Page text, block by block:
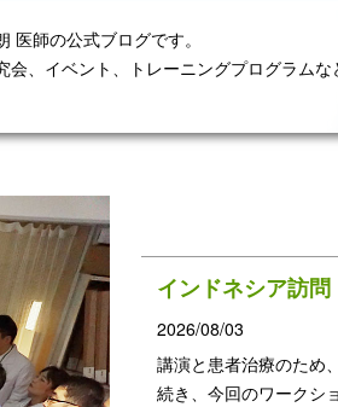
医師の公式ブログです。
会、イベント、トレーニングプログラム
インドネシア訪
2026/08/03
講演と患者治療のため
続き、今回のワークシ